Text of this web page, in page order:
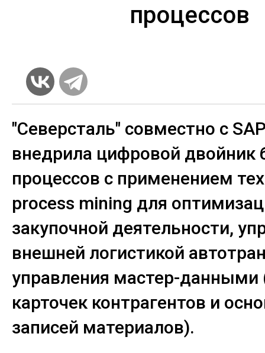
процессов
"Северсталь" совместно с
внедрила цифровой двойник
процессов с применением
process mining для
закупочной деятельности,
внешней логистикой
управления мастер-данными
карточек контрагентов и
записей материалов).